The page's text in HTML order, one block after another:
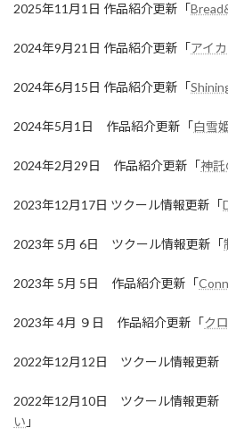
2025年11月1日 作品紹介更新「
2024年9月21日 作品紹介更新「アイ
2024年6月15日 作品紹介更新「
2024年5月1日 作品紹介更新「白雪
2024年2月29日 作品紹介更新「神託
2023年12月17日 ツクール情報更新「
2023年 5月 6日 ツクール情報更新「
2023年 5月 5日 作品紹介更新「
2023年 4月 ９日 作品紹介更新「ク
2022年12月12日 ツクール情報更新
2022年12月10日 ツクール情報更新
い 」